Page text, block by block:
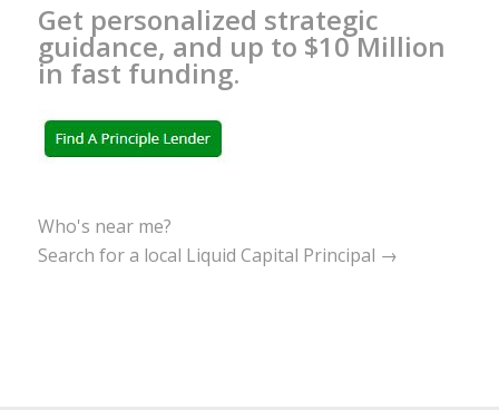
Get personalized strategic
guidance, and up to $10 Million
in fast funding.
Who's near me?
Search for a local Liquid Capital Principal →